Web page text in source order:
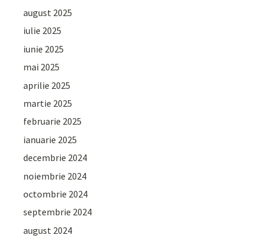
august 2025
iulie 2025
iunie 2025
mai 2025
aprilie 2025
martie 2025
februarie 2025
ianuarie 2025
decembrie 2024
noiembrie 2024
octombrie 2024
septembrie 2024
august 2024